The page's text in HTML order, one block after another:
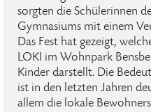
sorgten die Schülerinnen
Gymnasiums mit einem
Das Fest hat gezeigt,
LOKI im Wohnpark
Kinder darstellt. Die
ist in den letzten Jahren
allem die lokale